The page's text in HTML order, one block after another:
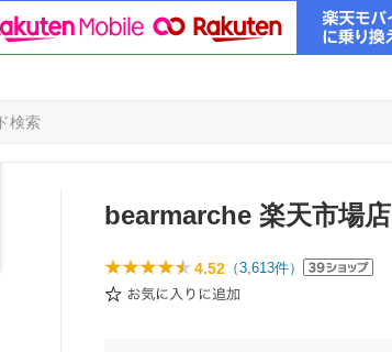
bearmarche 楽天市場店
4.52 （3,613件）